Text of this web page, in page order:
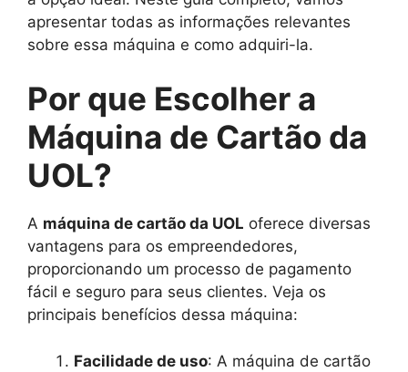
apresentar todas as informações relevantes
sobre essa máquina e como adquiri-la.
Por que Escolher a
Máquina de Cartão da
UOL?
A máquina de cartão da UOL oferece diversas
vantagens para os empreendedores,
proporcionando um processo de pagamento
fácil e seguro para seus clientes. Veja os
principais benefícios dessa máquina:
Facilidade de uso: A máquina de cartão